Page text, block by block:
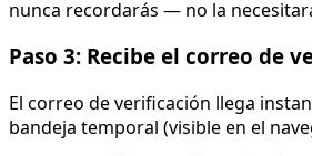
nunca recordarás — no la
Paso 3: Recibe el correo de
El correo de verificación llega
bandeja temporal (visible en el